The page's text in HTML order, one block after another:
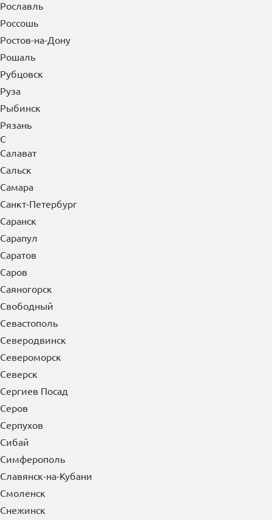
Рославль
Россошь
Ростов-на-Дону
Рошаль
Рубцовск
Руза
Рыбинск
Рязань
С
Салават
Сальск
Самара
Санкт-Петербург
Саранск
Сарапул
Саратов
Саров
Саяногорск
Свободный
Севастополь
Северодвинск
Североморск
Северск
Сергиев Посад
Серов
Серпухов
Сибай
Симферополь
Славянск-на-Кубани
Смоленск
Снежинск